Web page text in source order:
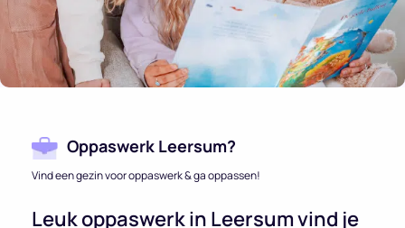
Oppaswerk Leersum?
Vind een gezin voor oppaswerk & ga oppassen!
Leuk oppaswerk in Leersum vind je